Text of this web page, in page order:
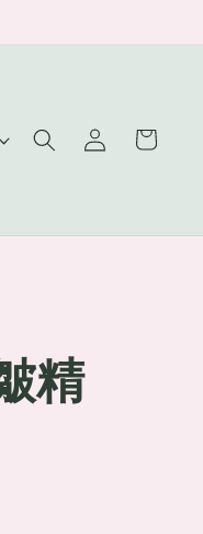
Log
in
Cart
精